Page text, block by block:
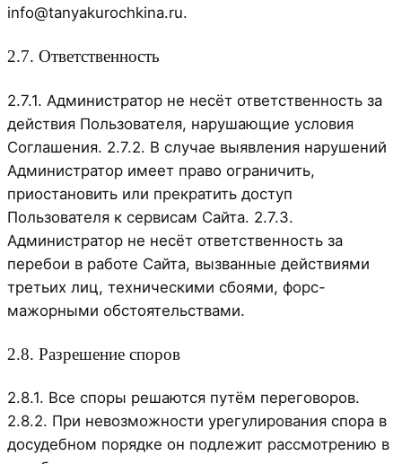
info@tanyakurochkina.ru.
2.7. Ответственность
2.7.1. Администратор не несёт ответственность за
действия Пользователя, нарушающие условия
Соглашения. 2.7.2. В случае выявления нарушений
Администратор имеет право ограничить,
приостановить или прекратить доступ
Пользователя к сервисам Сайта. 2.7.3.
Администратор не несёт ответственность за
перебои в работе Сайта, вызванные действиями
третьих лиц, техническими сбоями, форс-
мажорными обстоятельствами.
2.8. Разрешение споров
2.8.1. Все споры решаются путём переговоров.
2.8.2. При невозможности урегулирования спора в
досудебном порядке он подлежит рассмотрению в